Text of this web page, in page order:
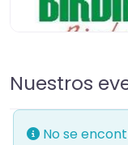
Nuestros
No se